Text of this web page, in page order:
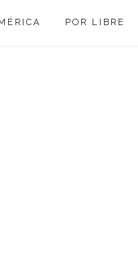
POR LIBRE